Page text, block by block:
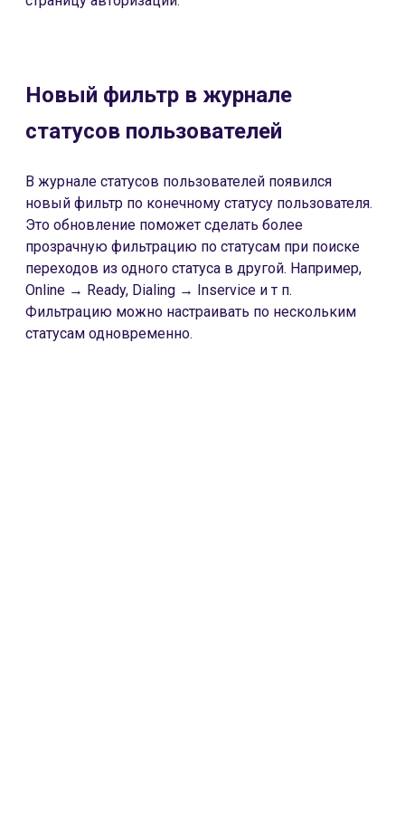
Новый фильтр в журнале
статусов пользователей
В журнале статусов пользователей появился
новый фильтр по конечному статусу пользователя.
Это обновление поможет сделать более
прозрачную фильтрацию по статусам при поиске
переходов из одного статуса в другой. Например,
Online → Ready, Dialing → Inservice и т п.
Фильтрацию можно настраивать по нескольким
статусам одновременно.